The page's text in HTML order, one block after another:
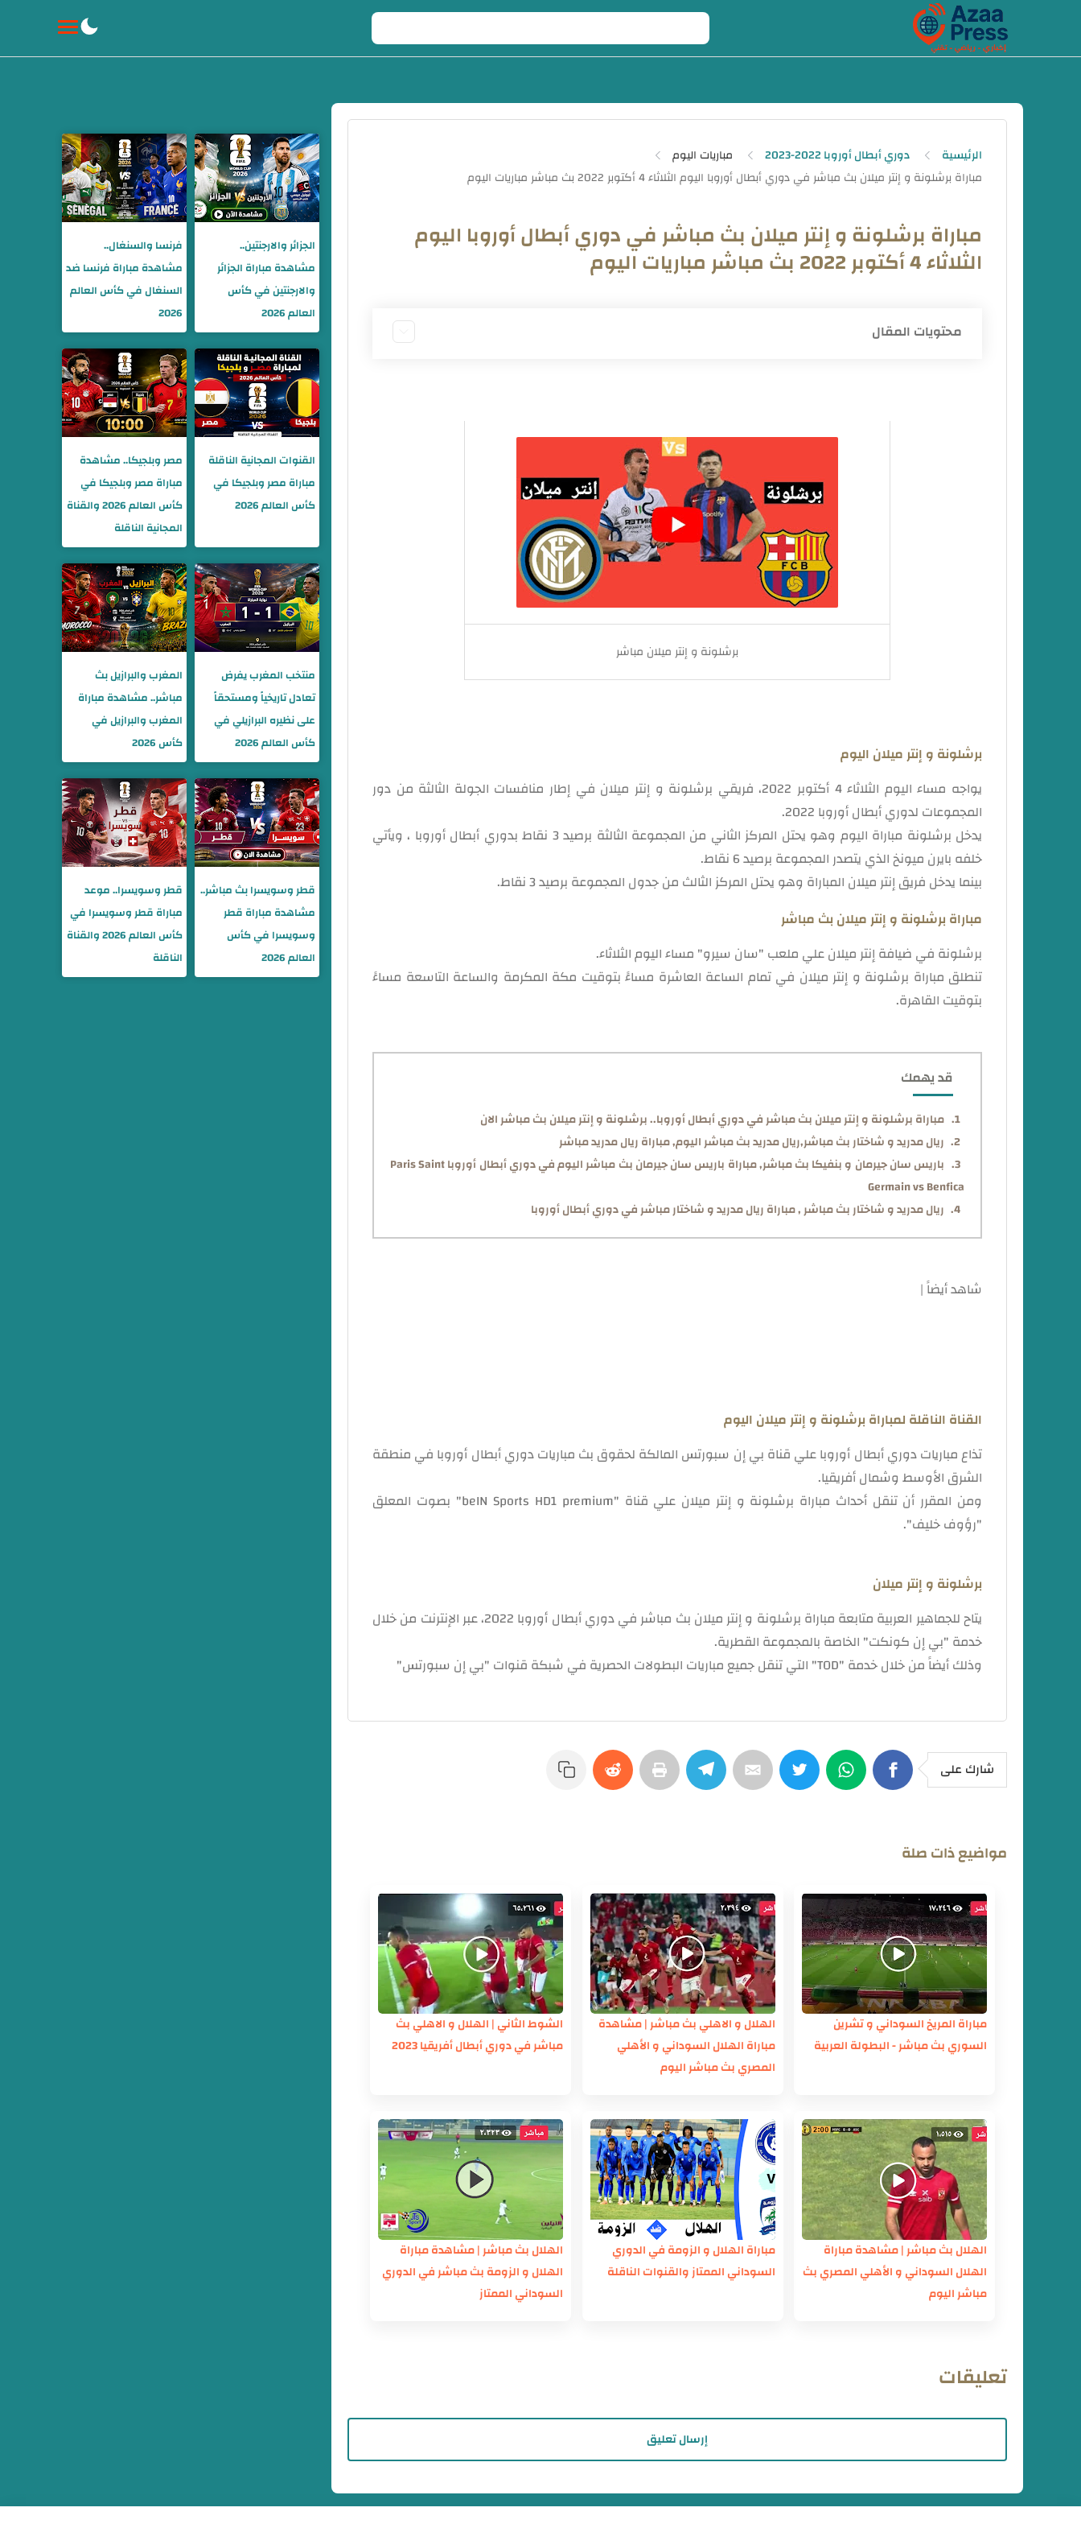
الرئيسية دوري أبطال أوروبا 2022-2023 مباريات اليوم
مباراة برشلونة و إنتر ميلان بث مباشر في دوري أبطال أوروبا اليوم
الثلاثاء 4 أكتوبر 2022 بث مباشر مباريات اليوم
محتويات المقال
القناة الناقلة لمباراة برشلونة و إنتر ميلان اليوم
برشلونة و إنتر ميلان مباشر
برشلونة و إنتر ميلان اليوم
يواجه مساء اليوم الثلاثاء 4 أكتوبر 2022، فريقي برشلونة و إنتر ميلان في إطار منافسات الجولة الثالثة من دور
المجموعات لدوري أبطال أوروبا 2022.
يدخل برشلونة مباراة اليوم وهو يحتل المركز الثاني من المجموعة الثالثة برصيد 3 نقاط بدوري أبطال أوروبا ، ويأتي
خلفه بايرن ميونخ الذي يتصدر المجموعة برصيد 6 نقاط.
بينما يدخل فريق إنتر ميلان المباراة وهو يحتل المركز الثالث من جدول المجموعة برصيد 3 نقاط.
مباراة برشلونة و إنتر ميلان بث مباشر
برشلونة في ضيافة إنتر ميلان علي ملعب "سان سيرو" مساء اليوم الثلاثاء.
تنطلق مباراة برشلونة و إنتر ميلان في تمام الساعة العاشرة مساءً بتوقيت مكة المكرمة والساعة التاسعة مساءً
بتوقيت القاهرة.
قد يهمك
مباراة برشلونة و إنتر ميلان بث مباشر في دوري أبطال أوروبا.. برشلونة و إنتر ميلان بث مباشر الان
ريال مدريد و شاختار بث مباشر,ريال مدريد بث مباشر اليوم, مباراة ريال مدريد مباشر
باريس سان جيرمان و بنفيكا بث مباشر, مباراة باريس سان جيرمان بث مباشر اليوم في دوري أبطال أوروبا Paris Saint
Germain vs Benfica
ريال مدريد و شاختار بث مباشر , مباراة ريال مدريد و شاختار مباشر في دوري أبطال أوروبا
شاهد أيضاً |
القناة الناقلة لمباراة برشلونة و إنتر ميلان اليوم
تذاع مباريات دوري أبطال أوروبا علي قناة بي إن سبورتس المالكة لحقوق بث مباريات دوري أبطال أوروبا في منطقة
الشرق الأوسط وشمال أفريقيا.
ومن المقرر أن تنقل أحداث مباراة برشلونة و إنتر ميلان علي قناة "beIN Sports HD1 premium" بصوت المعلق
"رؤوف خليف".
برشلونة و إنتر ميلان
يتاح للجماهير العربية متابعة مباراة برشلونة و إنتر ميلان بث مباشر في دوري أبطال أوروبا 2022، عبر الإنترنت من خلال
خدمة "بي إن كونكت" الخاصة بالمجموعة القطرية.
وذلك أيضاً من خلال خدمة "TOD" التي تنقل جميع مباريات البطولات الحصرية في شبكة قنوات "بي إن سبورتس"
شارك على
مواضيع ذات صلة
مباراة المريخ السوداني و تشرين
السوري بث مباشر - البطولة العربية
الهلال و الاهلي بث مباشر | مشاهدة
مباراة الهلال السوداني و الأهلي
المصري بث مباشر اليوم
الشوط الثاني | الهلال و الاهلي بث
مباشر في دوري أبطال أفريقيا 2023
الهلال بث مباشر | مشاهدة مباراة
الهلال السوداني و الأهلي المصري بث
مباشر اليوم
مباراة الهلال و الزومة في الدوري
السوداني الممتاز والقنوات الناقلة
الهلال بث مباشر | مشاهدة مباراة
الهلال و الزومة بث مباشر في الدوري
السوداني الممتاز
تعليقات
إرسال تعليق
الجزائر والارجنتين..
مشاهدة مباراة الجزائر
والارجنتين في كأس
العالم 2026
فرنسا والسنغال..
مشاهدة مباراة فرنسا ضد
السنغال في كأس العالم
2026
القنوات المجانية الناقلة
مباراة مصر وبلجيكا في
كأس العالم 2026
مصر وبلجيكا.. مشاهدة
مباراة مصر وبلجيكا في
كأس العالم 2026 والقناة
المجانية الناقلة
منتخب المغرب يفرض
تعادل تاريخياً ومستحقاً
على نظيره البرازيلي في
كأس العالم 2026
المغرب والبرازيل بث
مباشر.. مشاهدة مباراة
المغرب والبرازيل في
كأس 2026
قطر وسويسرا بث مباشر..
مشاهدة مباراة قطر
وسويسرا في كأس
العالم 2026
قطر وسويسرا.. موعد
مباراة قطر وسويسرا في
كأس العالم 2026 والقناة
الناقلة